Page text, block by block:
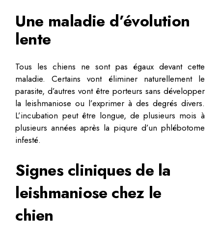
Une maladie d’évolution
lente
Tous les chiens ne sont pas égaux devant cette
maladie. Certains vont éliminer naturellement le
parasite, d’autres vont être porteurs sans développer
la leishmaniose ou l’exprimer à des degrés divers.
L’incubation peut être longue, de plusieurs mois à
plusieurs années après la piqure d’un phlébotome
infesté.
Signes cliniques de la
leishmaniose chez le
chien